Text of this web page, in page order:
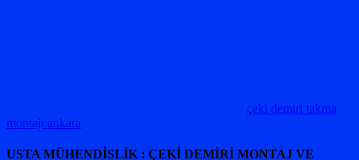
çeki demiri takma
montajı ankara
USTA MÜHENDİSLİK : ÇEKİ DEMİRİ MONTAJ VE